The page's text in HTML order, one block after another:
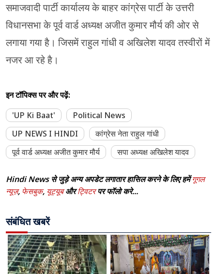
समाजवादी पार्टी कार्यालय के बाहर कांग्रेस पार्टी के उत्तरी
विधानसभा के पूर्व वार्ड अध्यक्ष अजीत कुमार मौर्य की ओर से
लगाया गया है। जिसमें राहुल गांधी व अखिलेश यादव तस्वीरों में
नजर आ रहे है।
इन टॉपिक्स पर और पढ़ें:
'UP Ki Baat'
Political News
UP NEWS I HINDI
कांग्रेस नेता राहुल गांधी
पूर्व वार्ड अध्यक्ष अजीत कुमार मौर्य
सपा अध्यक्ष अखिलेश यादव
Hindi News से जुड़े अन्य अपडेट लगातार हासिल करने के लिए हमेंगूगल
न्यूज़, फेसबुक, यूट्यूबऔरट्विटरपर फॉलो करे...
संबंधित खबरें